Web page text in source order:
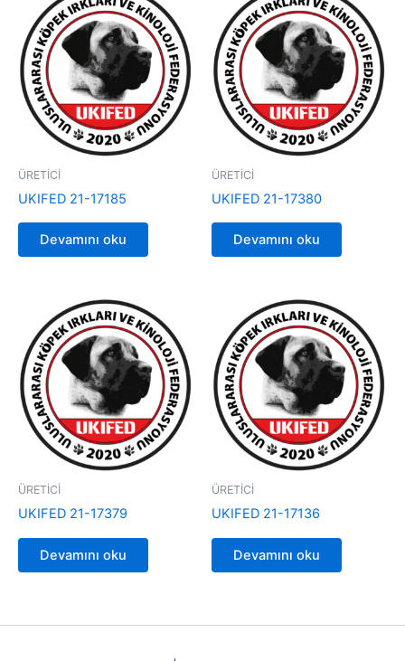
ÜRETİCİ
UKIFED 21-17185
Devamını oku
ÜRETİCİ
UKIFED 21-17380
Devamını oku
ÜRETİCİ
UKIFED 21-17379
Devamını oku
ÜRETİCİ
UKIFED 21-17136
Devamını oku